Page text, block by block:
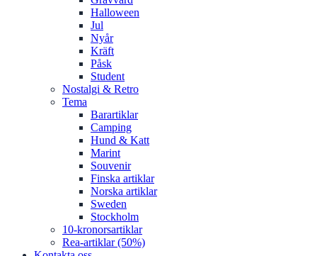
Halloween
Jul
Nyår
Kräft
Påsk
Student
Nostalgi & Retro
Tema
Barartiklar
Camping
Hund & Katt
Marint
Souvenir
Finska artiklar
Norska artiklar
Sweden
Stockholm
10-kronorsartiklar
Rea-artiklar (50%)